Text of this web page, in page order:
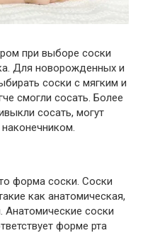
при выборе соски
Для новорожденных и
соски с мягким и
смогли сосать. Более
сосать, могут
форма соски. Соски
как анатомическая,
Анатомические соски
форме рта